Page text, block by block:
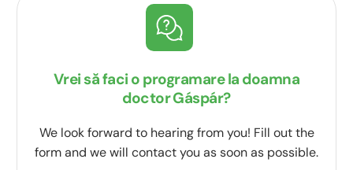
Vrei să faci o programare la doamna
doctor Gáspár?
We look forward to hearing from you! Fill out the
form and we will contact you as soon as possible.